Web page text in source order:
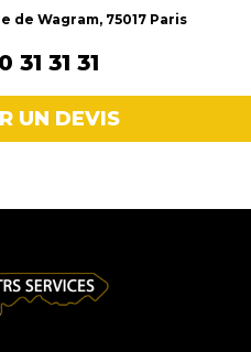
de Wagram, 75017 Paris
31 31 31
UN DEVIS